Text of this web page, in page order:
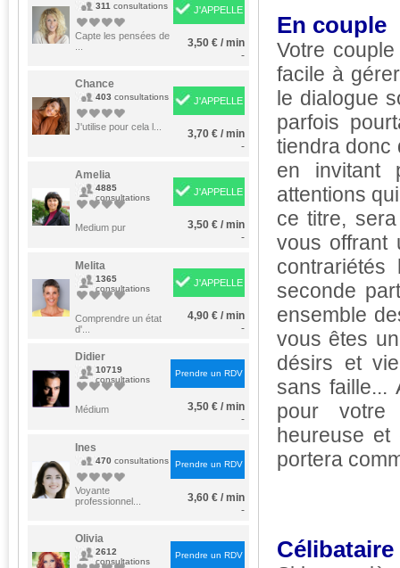
311 consultations
Capte les pensées de
J'APPELLE
3,50 € / min
-
Chance
403 consultations
J'utilise pour cela l...
J'APPELLE
3,70 € / min
-
Amelia
4885
consultations
Medium pur
J'APPELLE
3,50 € / min
-
Melita
1365
consultations
Comprendre un état
d'...
J'APPELLE
4,90 € / min
-
Didier
10719
consultations
Médium
Prendre un RDV
3,50 € / min
-
Ines
470 consultations
Voyante
professionnel...
Prendre un RDV
3,60 € / min
-
Olivia
2612
consultations
Prendre un RDV
En couple
Votre
facile à
le dialogue
parfois
tiendra donc
en invitant
attentions
ce titre,
vous offrant
contrariétés
seconde
ensemble
vous êtes
désirs et
sans faille...
pour votre
heureuse et
portera
Célibataire